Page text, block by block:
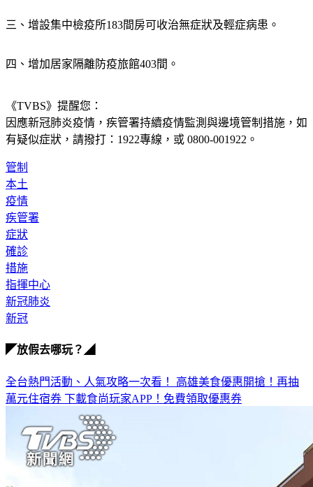
《TVBS》提醒您：
因應新冠肺炎疫情，疾管署持續疫情監測與邊境管制措施，
管制
本土
疫情
疾管署
症狀
確診
措施
指揮中心
新冠肺炎
全台熱門活動、人氣攻略一次看！高雄美食優惠開搶！再抽
下載食尚玩家APP！免費領取優惠券